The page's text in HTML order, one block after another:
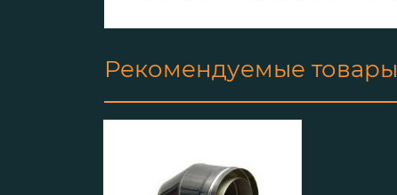
Рекомендуемые товары